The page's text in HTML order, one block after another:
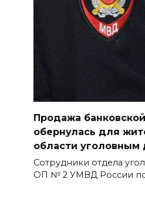
Продажа
обернулась для
области уголовным
Сотрудники отдела
ОП № 2 УМВД России